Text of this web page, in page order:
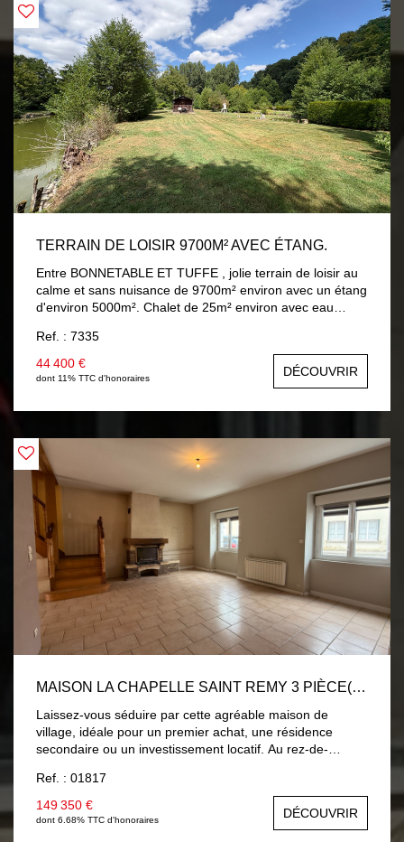
TERRAIN DE LOISIR 9700M² AVEC ÉTANG.
Entre BONNETABLE ET TUFFE , jolie terrain de loisir au
calme et sans nuisance de 9700m² environ avec un étang
d'environ 5000m². Chalet de 25m² environ avec eau
terrain à l'électricité. Cabanon de jardin pour stockage. Ce
terrain est idéal pour les amateurs de pêche ou pour
passer de bons moments conviviales en famille.
Ref. : 7335
44 400 €
dont 11% TTC d'honoraires DÉCOUVRIR
MAISON LA CHAPELLE SAINT REMY 3 PIÈCE(S) 95 M2
Laissez-vous séduire par cette agréable maison de
village, idéale pour un premier achat, une résidence
secondaire ou un investissement locatif. Au rez-de-
WC indépendant ainsi qu'une chaleureuse pièce de vie
avec cheminée insert, ouverte sur un coin cuisine
aménagée et partiellement équipée. À l'étage, un palier
dessert deux belles chambres, une salle d'eau, un WC
Ref. : 01817
149 350 €
dont 6.68% TTC d'honoraires DÉCOUVRIR